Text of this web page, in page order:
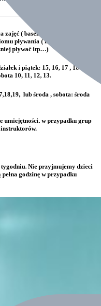
( basen w Skoczowie lub w
pływania ( nauka od podstaw,
pływać itp…)
i piątek: 15, 16, 17 , 18 , 19.
10, 11, 12, 13.
lub środa , sobota: środa
umiejętności. w przypadku grup
instruktorów.
Nie przyjmujemy dzieci
godzinę w przypadku